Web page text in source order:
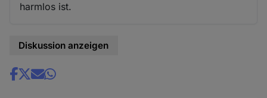
harmlos ist.
Diskussion anzeigen
Share